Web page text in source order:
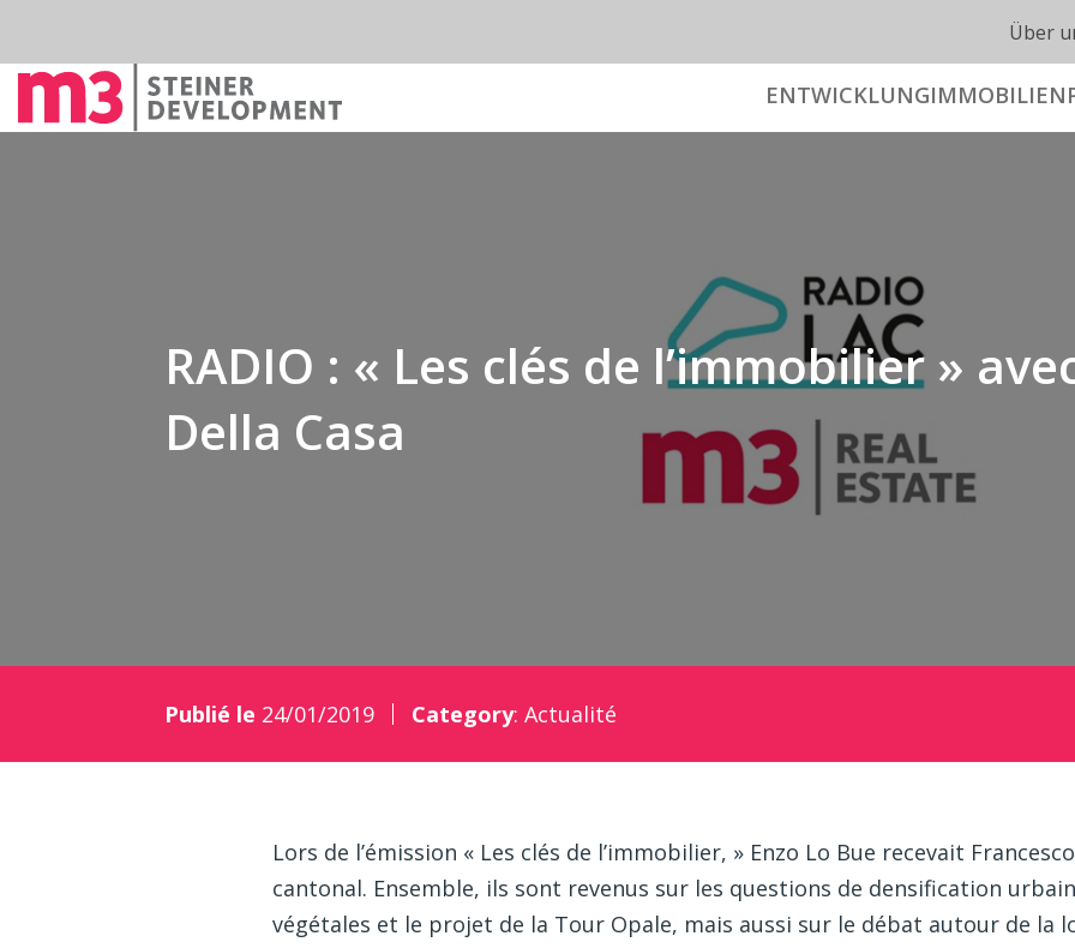
Über
ENTWICKLUNG
RADIO : « Les clés de l’immobilier »
Della Casa
Publié le 24/01/2019 Category: Actualité
Lors de l’émission « Les clés de l’immobilier, » Enzo Lo Bue recevait
cantonal. Ensemble, ils sont revenus sur les questions de densification
végétales et le projet de la Tour Opale, mais aussi sur le débat autour de la